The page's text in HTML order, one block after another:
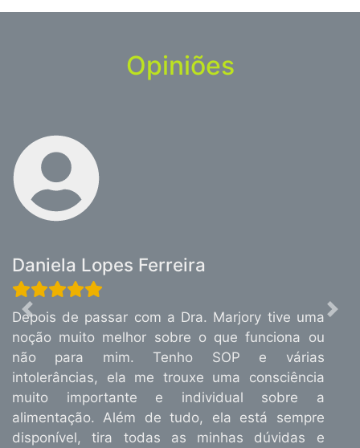
Opiniões
Daniela Lopes Ferreira
Depois de passar com a Dra. Marjory tive uma
noção muito melhor sobre o que funciona ou
não para mim. Tenho SOP e várias
intolerâncias, ela me trouxe uma consciência
muito importante e individual sobre a
alimentação. Além de tudo, ela está sempre
disponível, tira todas as minhas dúvidas e
Previous Next